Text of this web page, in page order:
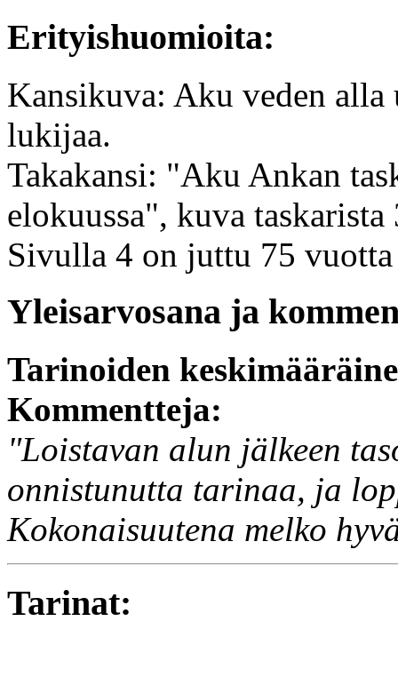
Erityishuomioita:
Kansikuva: Aku veden alla
lukijaa.
Takakansi: "Aku Ankan
elokuussa", kuva taskarista
Sivulla 4 on juttu 75 vuotta
Yleisarvosana ja
Tarinoiden
Kommentteja:
"Loistavan alun jälkeen
onnistunutta tarinaa, ja
Kokonaisuutena melko
Tarinat: